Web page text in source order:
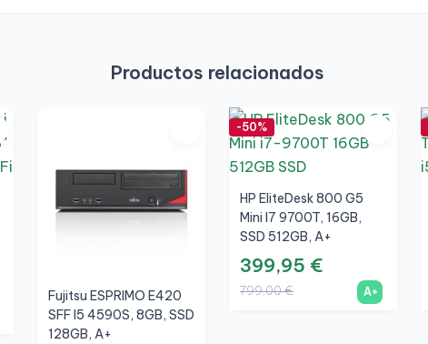
Productos relacionados
Fujitsu ESPRIMO E420
SFF I5 4590S, 8GB, SSD
128GB, A+
-50%
HP EliteDesk 800 G5
Mini I7 9700T, 16GB,
SSD 512GB, A+
399,95 €
799,00 € A+